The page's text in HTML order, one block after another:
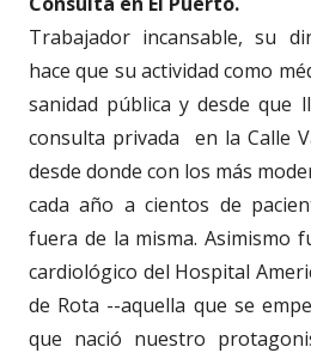
Trabajador incansable, su
hace que su actividad como
sanidad pública y desde que
consulta privada en la Calle
desde donde con los más
cada año a cientos de
fuera de la misma. Asimismo
cardiológico del Hospital
de Rota --aquella que se
que nació nuestro